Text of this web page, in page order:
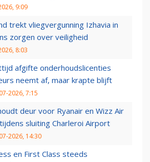
9:09
trekt vliegvergunning Izhavia in
zorgen over veiligheid
8:03
afgifte onderhoudslicenties
neemt af, maar krapte blijft
2026, 7:15
deur voor Ryanair en Wizz Air
sluiting Charleroi Airport
2026, 14:30
en First Class steeds